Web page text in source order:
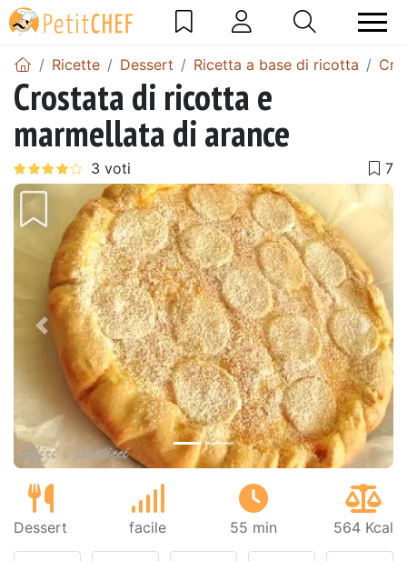
Ricette Dessert Ricetta a base di ricotta
Crostata di ricotta e
marmellata di arance
Precedente
Dessert facile 55 min 564 Kcal